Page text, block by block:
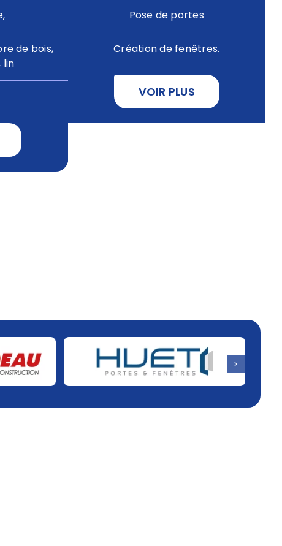
de bois,
lin
Pose de portes
Création de fenêtres.
VOIR PLUS